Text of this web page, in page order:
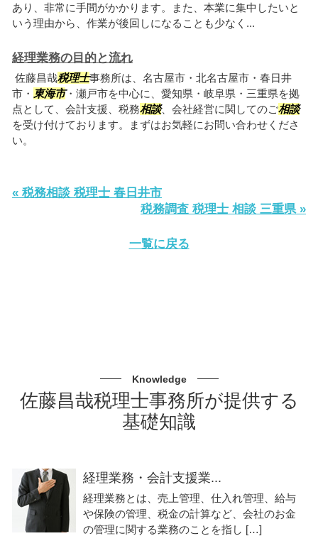
あり、非常に手間がかかります。また、本業に集中したいと
いう理由から、作業が後回しになることも少なく...
経理業務の目的と流れ
佐藤昌哉税理士事務所は、名古屋市・北名古屋市・春日井
市・ 東海市・瀬戸市を中心に、愛知県・岐阜県・三重県を拠
点として、会計支援、税務相談、会社経営に関してのご相談
を受け付けております。まずはお気軽にお問い合わせくださ
い。
« 税務相談 税理士 春日井市
税務調査 税理士 相談 三重県 »
一覧に戻る
Knowledge
佐藤昌哉税理士事務所が提供する
基礎知識
経理業務・会計支援業...
経理業務とは、売上管理、仕入れ管理、給与
や保険の管理、税金の計算など、会社のお金
の管理に関する業務のことを指し […]